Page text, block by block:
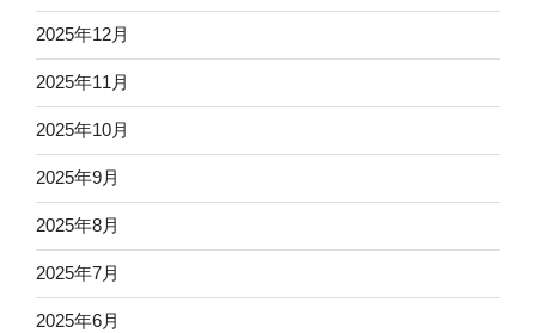
2025年12月
2025年11月
2025年10月
2025年9月
2025年8月
2025年7月
2025年6月